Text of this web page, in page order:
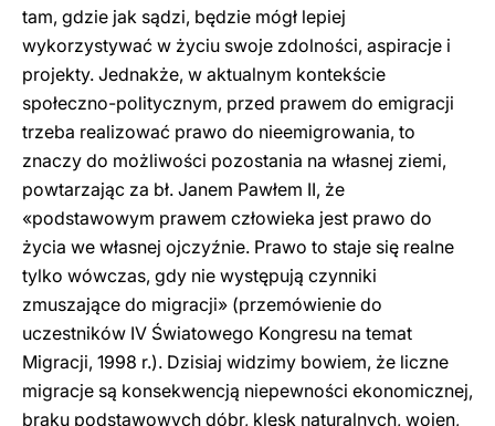
tam, gdzie jak sądzi, będzie mógł lepiej
wykorzystywać w życiu swoje zdolności, aspiracje i
projekty. Jednakże, w aktualnym kontekście
społeczno-politycznym, przed prawem do emigracji
trzeba realizować prawo do nieemigrowania, to
znaczy do możliwości pozostania na własnej ziemi,
powtarzając za bł. Janem Pawłem II, że
«podstawowym prawem człowieka jest prawo do
życia we własnej ojczyźnie. Prawo to staje się realne
tylko wówczas, gdy nie występują czynniki
zmuszające do migracji» (przemówienie do
uczestników IV Światowego Kongresu na temat
Migracji, 1998 r.). Dzisiaj widzimy bowiem, że liczne
migracje są konsekwencją niepewności ekonomicznej,
braku podstawowych dóbr, klęsk naturalnych, wojen,